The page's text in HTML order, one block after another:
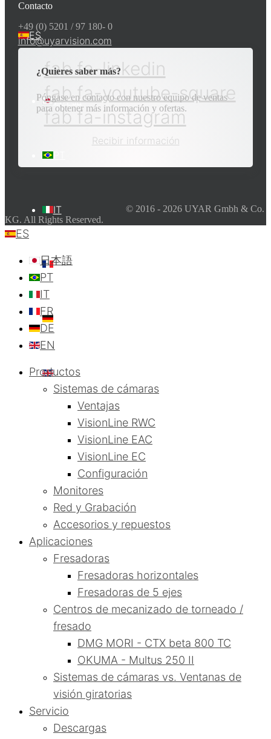
ES
日本語
PT
IT
FR
DE
EN
Contacto
+49 (0) 5201 / 97 180- 0
info@uyarvision.com
fab fa-linkedin
fab fa-youtube-square
fab fa-instagram
¿Quieres saber más?
Póngase en contacto con nuestro equipo de ventas
para obtener más información y ofertas.
Recibir información
© 2016 - 2026 UYAR Gmbh & Co.
KG. All Rights Reserved.
ES
日本語
PT
IT
FR
DE
EN
Productos
Sistemas de cámaras
Ventajas
VisionLine RWC
VisionLine EAC
VisionLine EC
Configuración
Monitores
Red y Grabación
Accesorios y repuestos
Aplicaciones
Fresadoras
Fresadoras horizontales
Fresadoras de 5 ejes
Centros de mecanizado de torneado /
fresado
DMG MORI - CTX beta 800 TC
OKUMA - Multus 250 II
Sistemas de cámaras vs. Ventanas de
visión giratorias
Servicio
Descargas